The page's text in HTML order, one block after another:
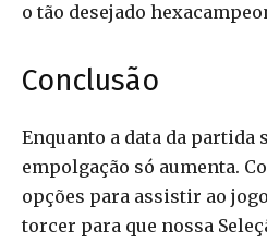
o tão desejado
Conclusão
Enquanto a data da partida
empolgação só aumenta.
opções para assistir ao
torcer para que nossa